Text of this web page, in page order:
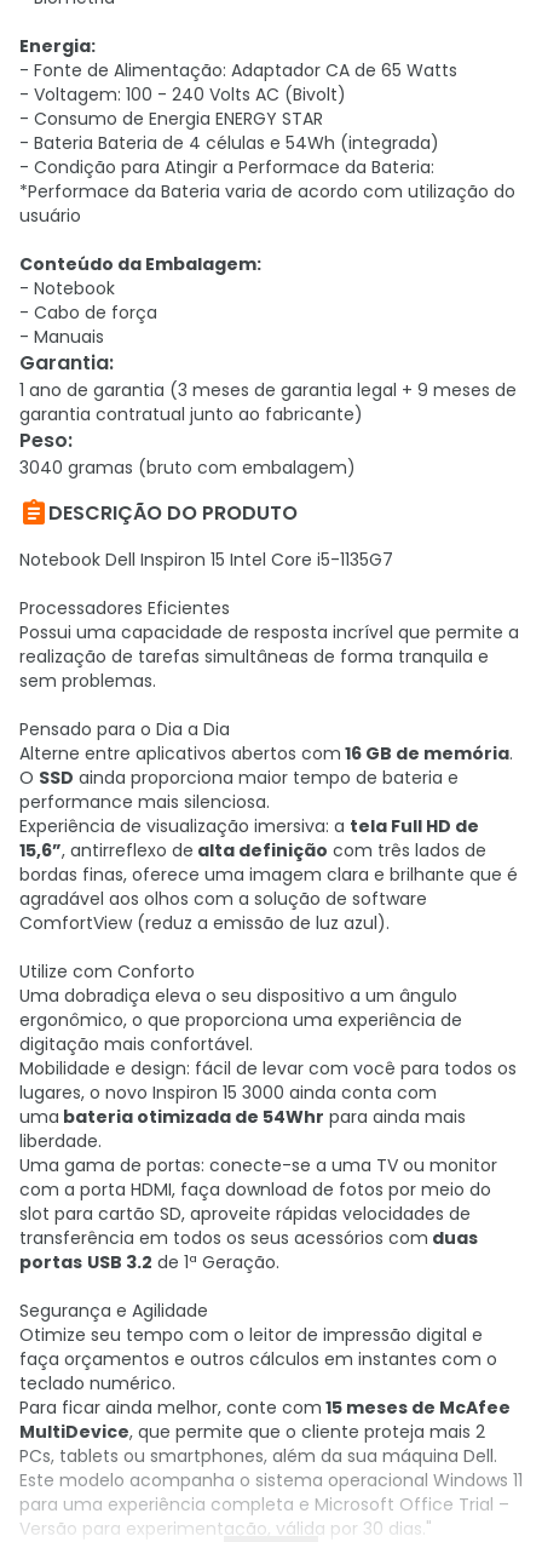
Energia:
- Fonte de Alimentação: Adaptador CA de 65 Watts
- Voltagem: 100 - 240 Volts AC (Bivolt)
- Consumo de Energia ENERGY STAR
- Bateria Bateria de 4 células e 54Wh (integrada)
- Condição para Atingir a Performace da Bateria:
*Performace da Bateria varia de acordo com utilização do
usuário
Conteúdo da Embalagem:
- Notebook
- Cabo de força
- Manuais
Garantia:
1 ano de garantia (3 meses de garantia legal + 9 meses de
garantia contratual junto ao fabricante)
Peso:
3040 gramas (bruto com embalagem)
DESCRIÇÃO DO PRODUTO
Notebook Dell Inspiron 15 Intel Core i5-1135G7
Processadores Eficientes
Possui uma capacidade de resposta incrível que permite a
realização de tarefas simultâneas de forma tranquila e
sem problemas.
Pensado para o Dia a Dia
Alterne entre aplicativos abertos com 16 GB de memória.
O SSD ainda proporciona maior tempo de bateria e
performance mais silenciosa.
Experiência de visualização imersiva: a tela Full HD de
15,6”, antirreflexo de alta definição com três lados de
bordas finas, oferece uma imagem clara e brilhante que é
agradável aos olhos com a solução de software
ComfortView (reduz a emissão de luz azul).
Utilize com Conforto
Uma dobradiça eleva o seu dispositivo a um ângulo
ergonômico, o que proporciona uma experiência de
digitação mais confortável.
Mobilidade e design: fácil de levar com você para todos os
lugares, o novo Inspiron 15 3000 ainda conta com
uma bateria otimizada de 54Whr para ainda mais
liberdade.
Uma gama de portas: conecte-se a uma TV ou monitor
com a porta HDMI, faça download de fotos por meio do
slot para cartão SD, aproveite rápidas velocidades de
transferência em todos os seus acessórios com duas
portas USB 3.2 de 1ª Geração.
Segurança e Agilidade
Otimize seu tempo com o leitor de impressão digital e
faça orçamentos e outros cálculos em instantes com o
teclado numérico.
Para ficar ainda melhor, conte com 15 meses de McAfee
MultiDevice, que permite que o cliente proteja mais 2
PCs, tablets ou smartphones, além da sua máquina Dell.
Este modelo acompanha o sistema operacional Windows 11
para uma experiência completa e Microsoft Office Trial –
Versão para experimentação, válida por 30 dias."